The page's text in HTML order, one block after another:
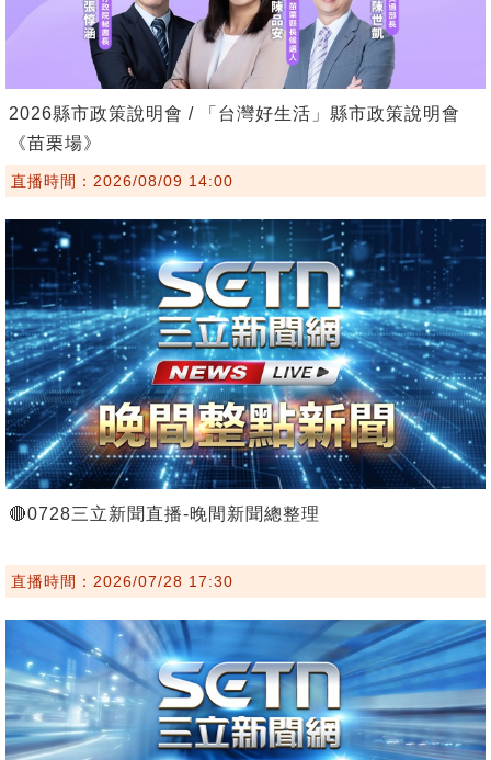
2026縣市政策說明會 / 「台灣好生活」縣市政策說明會
《苗栗場》
直播時間：2026/08/09 14:00
🔴0728三立新聞直播-晚間新聞總整理
直播時間：2026/07/28 17:30